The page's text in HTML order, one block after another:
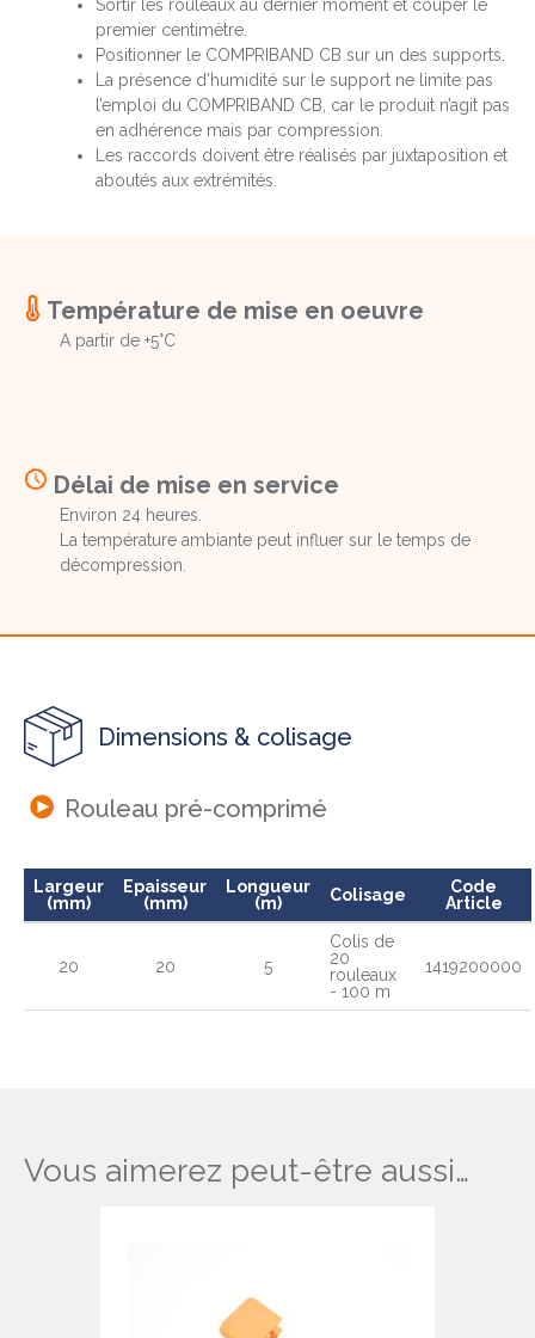
Sortir les rouleaux au dernier moment et couper le
premier centimètre.
Positionner le COMPRIBAND CB sur un des supports.
La présence d’humidité sur le support ne limite pas
l’emploi du COMPRIBAND CB, car le produit n’agit pas
en adhérence mais par compression.
Les raccords doivent être réalisés par juxtaposition et
aboutés aux extrémités.
Température de mise en oeuvre
A partir de +5°C
Délai de mise en service
Environ 24 heures.
La température ambiante peut influer sur le temps de
décompression.
Dimensions & colisage
Rouleau pré-comprimé
Largeur
(mm)
Epaisseur
(mm)
Longueur
(m)
Colisage
Code
Article
20 20 5
Colis de
20
rouleaux
- 100 m
1419200000
Vous aimerez peut-être aussi…